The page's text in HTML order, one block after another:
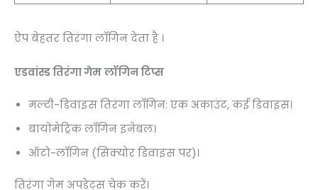
ऐप बेहतर तिरंगा लॉगिन देता है ।
एडवांस्ड तिरंगा गेम लॉगिन टिप्स
मल्टी-डिवाइस तिरंगा लॉगिन: एक अकाउंट, कई डिवाइस।
बायोमेट्रिक लॉगिन इनेबल।
ऑटो-लॉगिन (सिक्योर डिवाइस पर)।
तिरंगा गेम अपडेट्स चेक करें।